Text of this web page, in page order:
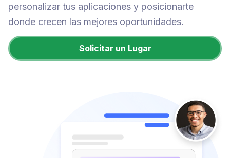
personalizar tus aplicaciones y posicionarte
donde crecen las mejores oportunidades.
Solicitar un Lugar